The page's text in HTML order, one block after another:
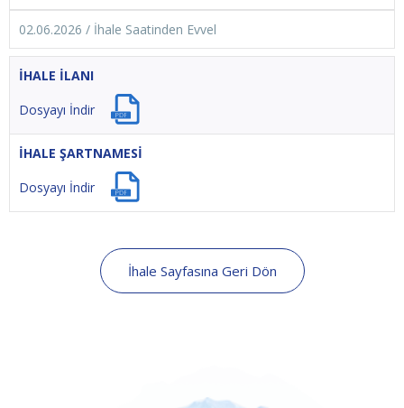
02.06.2026 / İhale Saatinden Evvel
İHALE İLANI
Dosyayı İndir
İHALE ŞARTNAMESİ
Dosyayı İndir
İhale Sayfasına Geri Dön